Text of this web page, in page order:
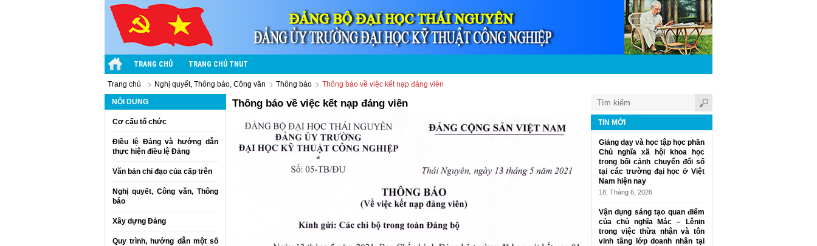
TRANG CHỦ TRANG CHỦ TNUT
Trang chủ Nghị quyết, Thông báo, Công văn Thông báo Thông báo về việc kết nạp đảng viên
NỘI DUNG
Cơ cấu tổ chức
Điều lệ Đảng và hướng dẫn
thực hiện điều lệ Đảng
Văn bản chỉ đạo của cấp trên
Nghị quyết, Công văn, Thông
báo
Xây dựng Đảng
Quy trình, hướng dẫn một số
Thông báo về việc kết nạp đảng viên
TIN MỚI
Giảng dạy và học tập học phần
Chủ nghĩa xã hội khoa học
trong bối cảnh chuyển đổi số
tại các trường đại học ở Việt
Nam hiện nay
18, Tháng 6, 2026
Vận dụng sáng tạo quan điểm
của chủ nghĩa Mác – Lênin
trong việc thừa nhận và tôn
vinh tầng lớp doanh nhân tại